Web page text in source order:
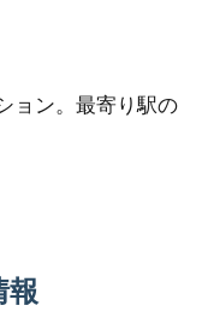
ョン。最寄り駅の
報